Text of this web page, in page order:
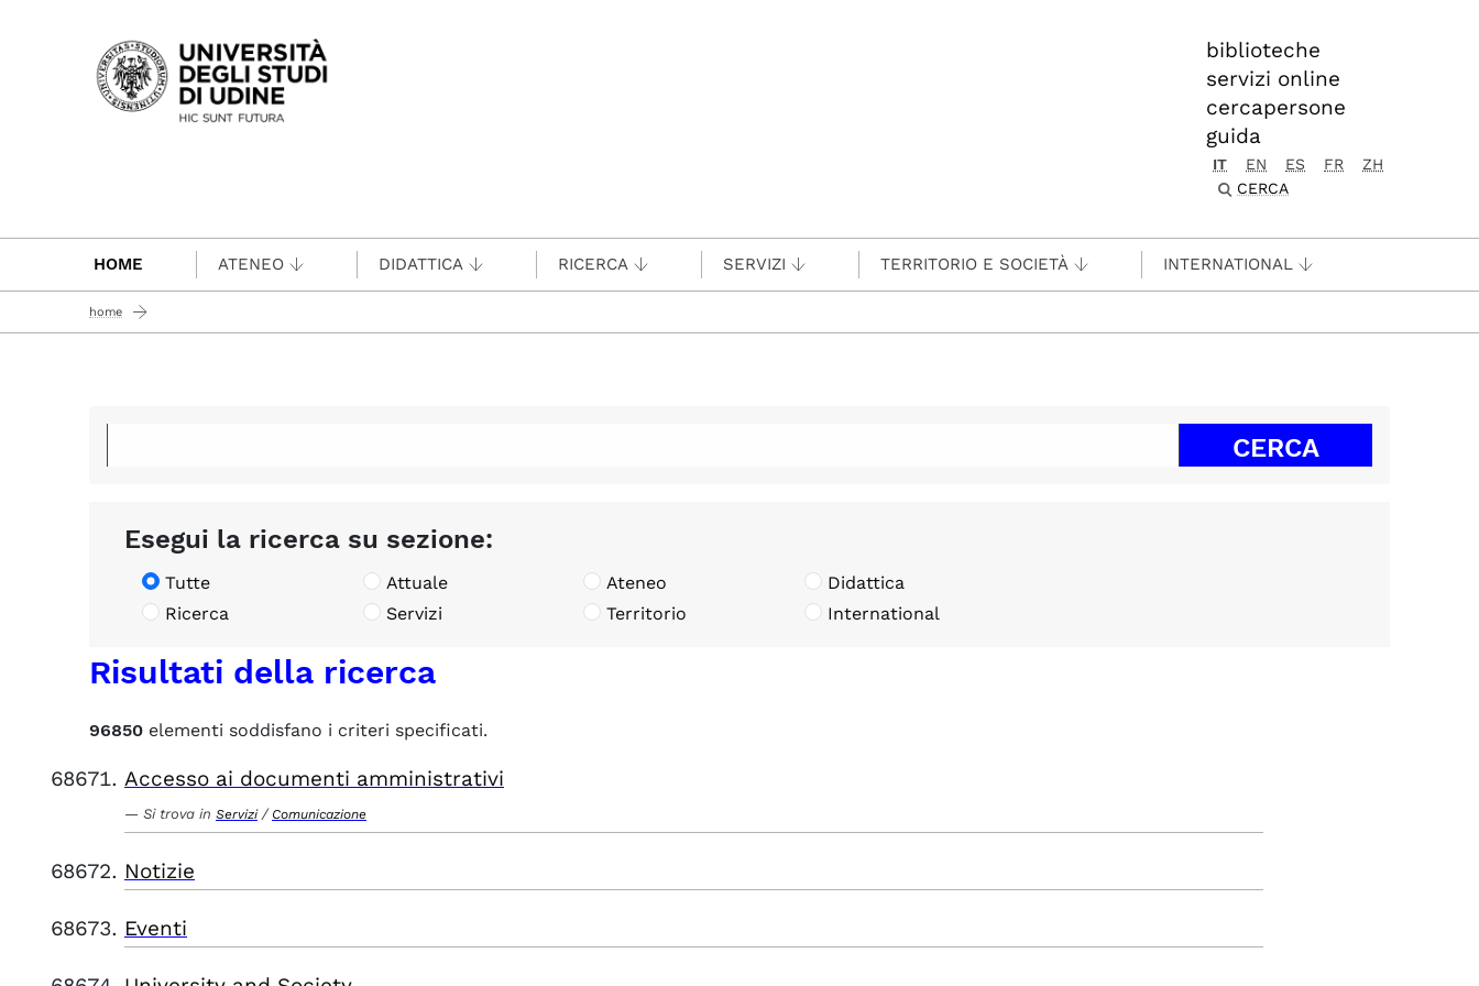
Passa al contenuto principale
biblioteche
servizi online
cercapersone
guida
IT EN ES FR
ZH
CERCA
HOME ATENEO DIDATTICA RICERCA SERVIZI TERRITORIO E SOCIETÀ INTERNATIONAL
home
Esegui la ricerca su sezione:
Tutte Attuale Ateneo
Didattica
Ricerca
Servizi Territorio International
Risultati della ricerca
96850 elementi soddisfano i criteri specificati.
Accesso ai documenti amministrativi
Si trova in Servizi / Comunicazione
Notizie
Eventi